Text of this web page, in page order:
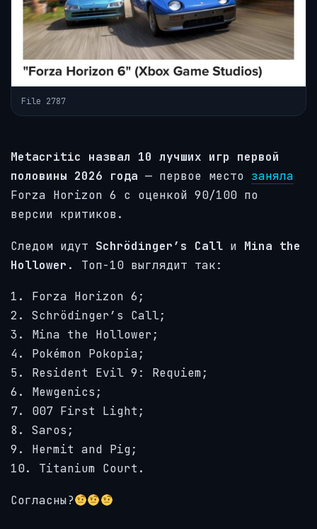
File 2787
Metacritic назвал 10 лучших игр первой
половины 2026 года — первое место заняла
Forza Horizon 6 с оценкой 90/100 по
версии критиков.
Следом идут Schrödinger’s Call и Mina the
Hollower . Топ-10 выглядит так:
1. Forza Horizon 6;
2. Schrödinger’s Call;
3. Mina the Hollower;
4. Pokémon Pokopia;
5. Resident Evil 9: Requiem;
6. Mewgenics;
7. 007 First Light;
8. Saros;
9. Hermit and Pig;
10. Titanium Court.
Согласны?